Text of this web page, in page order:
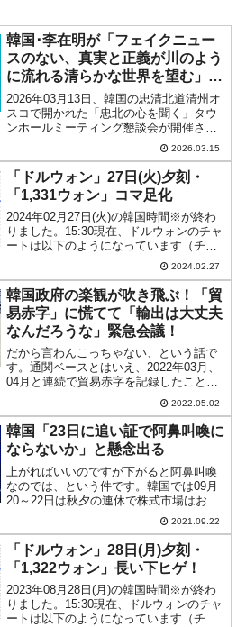
韓国･李在明が「フェイクニュー
スのない、真実と正義が川のよう
に流れる清らかな世界を望む」⇒
自分はウソばかり言ってるのに
2026年03月13日、韓国の忠清北道清州オ
スコで開かれた「忠北の心を聞く」タウ
ンホールミーティング懇談会が開催され
ました。↑「忠北の心を聞く」タウンミー
ティングでご機嫌な李在明（イ・ジェミ
ョン）さん。「うわっ。ウケてるやん」
という光景。韓...
2026.03.15
「ドルウォン」27日(火)夕刻・
「1,331ウォン」コマ足化
2024年02月27日(火)の韓国時間※が終わ
りました。15:30現在、ドルウォンのチャ
ートは以下のようになっています（チャ
ートは『Investing.com』より引用）。上
下に動きが阻まれてコマ足になってきま
した。現在のところ「1ドル＝1...
2024.02.27
韓国政府の楽観が吹き飛ぶ！「貿
易赤字」に慌てて「輸出は大丈夫
なんだろうな」緊急会議！
だから言わんこっちゃない、という話で
す。通関ベースとはいえ、2022年03月、
04月と連続で貿易赤字を記録したことで
韓国政府が狼狽した模様です。2022年05
月02日、韓国の産業通商資源部は「最近
の輸出入状況と主要貿易局動向の確認」
のために...
2022.05.02
韓国「23日に追い証で阿鼻叫喚に
ならないか」と懸念出る
上がればいいのですが下がると阿鼻叫喚
なのでは、という件です。韓国では09月
20～22日は秋夕の連休で株式市場はお休
みです。Money1では連日KOSPI（韓国
総合株価指数）の動向についてご紹介し
ていますが、下掲のとおり「17日」でチ
ャートで...
2021.09.22
「ドルウォン」28日(月)夕刻・
「1,322ウォン」長い下ヒゲ！
2023年08月28日(月)の韓国時間※が終わ
りました。15:30現在、ドルウォンのチャ
ートは以下のようになっています（チャ